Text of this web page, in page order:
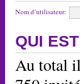
Nom d’utilisateur:
QUI
Au total